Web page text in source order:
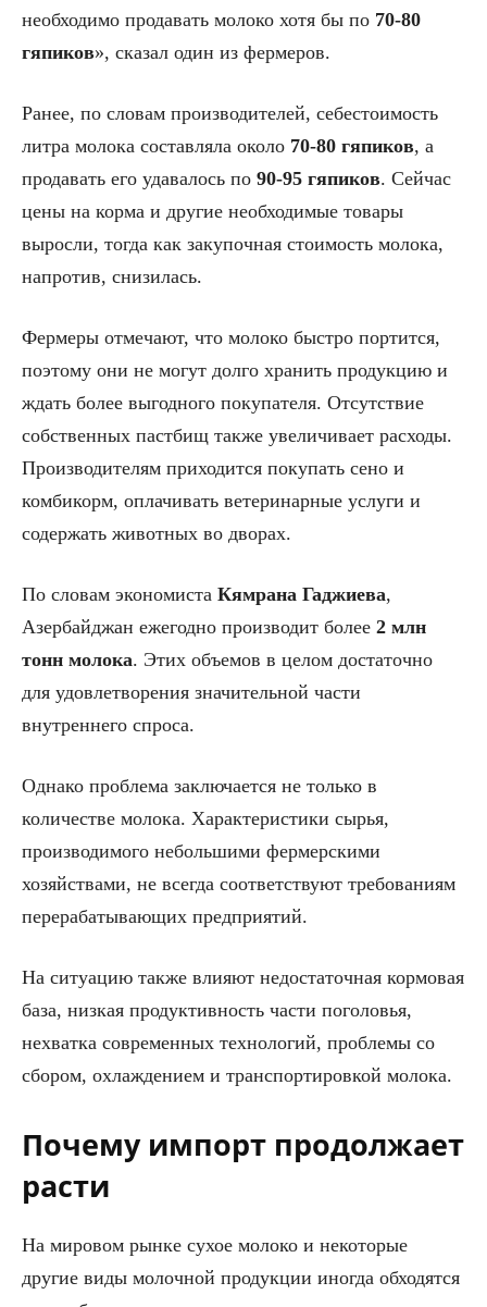
необходимо продавать молоко хотя бы по 70-80
гяпиков», сказал один из фермеров.
Ранее, по словам производителей, себестоимость
литра молока составляла около 70-80 гяпиков, а
продавать его удавалось по 90-95 гяпиков. Сейчас
цены на корма и другие необходимые товары
выросли, тогда как закупочная стоимость молока,
напротив, снизилась.
Фермеры отмечают, что молоко быстро портится,
поэтому они не могут долго хранить продукцию и
ждать более выгодного покупателя. Отсутствие
собственных пастбищ также увеличивает расходы.
Производителям приходится покупать сено и
комбикорм, оплачивать ветеринарные услуги и
содержать животных во дворах.
По словам экономиста Кямрана Гаджиева,
Азербайджан ежегодно производит более 2 млн
тонн молока. Этих объемов в целом достаточно
для удовлетворения значительной части
внутреннего спроса.
Однако проблема заключается не только в
количестве молока. Характеристики сырья,
производимого небольшими фермерскими
хозяйствами, не всегда соответствуют требованиям
перерабатывающих предприятий.
На ситуацию также влияют недостаточная кормовая
база, низкая продуктивность части поголовья,
нехватка современных технологий, проблемы со
сбором, охлаждением и транспортировкой молока.
Почему импорт продолжает
расти
На мировом рынке сухое молоко и некоторые
другие виды молочной продукции иногда обходятся